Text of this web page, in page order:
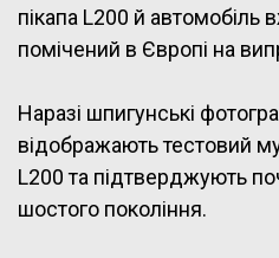
пікапа L200 й
помічений в Європі на
Наразі шпигунські
відображають тестовий
L200 та підтверджують
шостого покоління.